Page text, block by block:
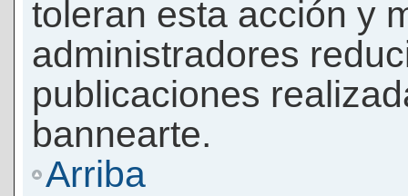
toleran esta acción y
administradores
publicaciones
bannearte.
Arriba